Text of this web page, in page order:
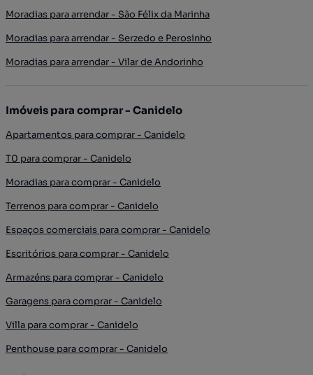
Moradias para arrendar - São Félix da Marinha
Moradias para arrendar - Serzedo e Perosinho
Moradias para arrendar - Vilar de Andorinho
Imóveis para comprar - Canidelo
Apartamentos para comprar - Canidelo
T0 para comprar - Canidelo
Moradias para comprar - Canidelo
Terrenos para comprar - Canidelo
Espaços comerciais para comprar - Canidelo
Escritórios para comprar - Canidelo
Armazéns para comprar - Canidelo
Garagens para comprar - Canidelo
Villa para comprar - Canidelo
Penthouse para comprar - Canidelo